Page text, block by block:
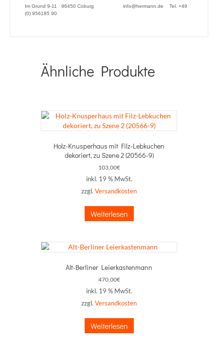
Im Grund 9-11 96450 Coburg info@hermann.de Tel. +49
(0) 956185 90
Ähnliche Produkte
Holz-Knusperhaus mit Filz-Lebkuchen
dekoriert, zu Szene 2 (20566-9)
103,00€
inkl. 19 % MwSt.
zzgl. Versandkosten
Weiterlesen
Alt-Berliner Leierkastenmann
470,00€
inkl. 19 % MwSt.
zzgl. Versandkosten
Weiterlesen